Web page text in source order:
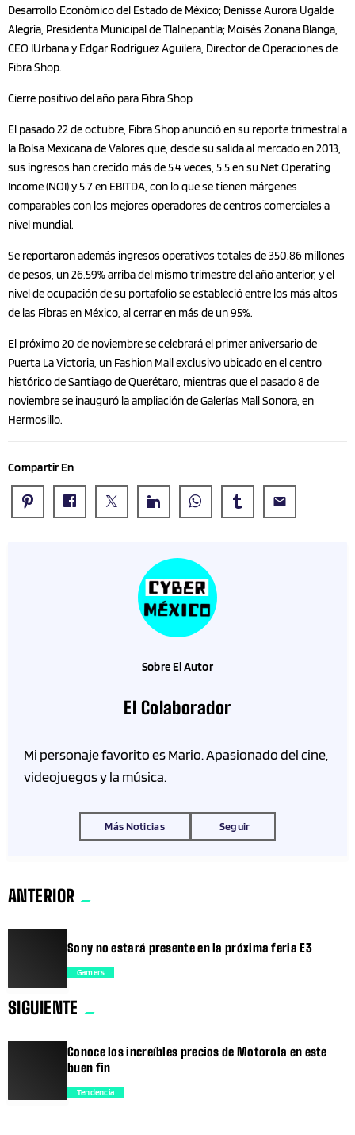
Desarrollo Económico del Estado de México; Denisse Aurora Ugalde
Alegría, Presidenta Municipal de Tlalnepantla; Moisés Zonana Blanga,
CEO IUrbana y Edgar Rodríguez Aguilera, Director de Operaciones de
Fibra Shop.
Cierre positivo del año para Fibra Shop
El pasado 22 de octubre, Fibra Shop anunció en su reporte trimestral a
la Bolsa Mexicana de Valores que, desde su salida al mercado en 2013,
sus ingresos han crecido más de 5.4 veces, 5.5 en su Net Operating
Income (NOI) y 5.7 en EBITDA, con lo que se tienen márgenes
comparables con los mejores operadores de centros comerciales a
nivel mundial.
Se reportaron además ingresos operativos totales de 350.86 millones
de pesos, un 26.59% arriba del mismo trimestre del año anterior, y el
nivel de ocupación de su portafolio se estableció entre los más altos
de las Fibras en México, al cerrar en más de un 95%.
El próximo 20 de noviembre se celebrará el primer aniversario de
Puerta La Victoria, un Fashion Mall exclusivo ubicado en el centro
histórico de Santiago de Querétaro, mientras que el pasado 8 de
noviembre se inauguró la ampliación de Galerías Mall Sonora, en
Hermosillo.
Compartir En
email
Sobre El Autor
El Colaborador
Mi personaje favorito es Mario. Apasionado del cine,
videojuegos y la música.
Más Noticias Seguir
ANTERIOR
trending_flat
Sony no estará presente en la próxima feria E3
Gamers
SIGUIENTE
Conoce los increíbles precios de Motorola en este
buen fin
Tendencia